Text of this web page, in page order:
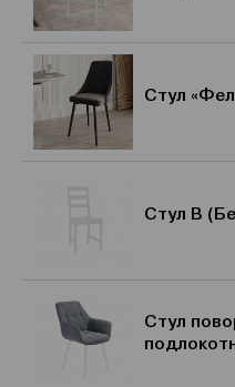
Стул
Стул В
Стул